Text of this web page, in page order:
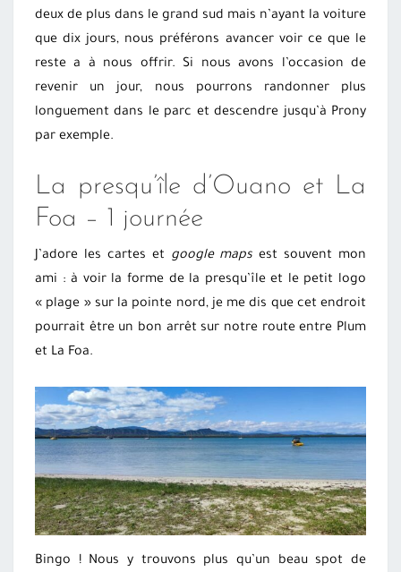
deux de plus dans le grand sud mais n’ayant la voiture
que dix jours, nous préférons avancer voir ce que le
reste a à nous offrir. Si nous avons l’occasion de
revenir un jour, nous pourrons randonner plus
longuement dans le parc et descendre jusqu’à Prony
par exemple.
La presqu’île d’Ouano et La
Foa – 1 journée
J’adore les cartes et google maps est souvent mon
ami : à voir la forme de la presqu’île et le petit logo
« plage » sur la pointe nord, je me dis que cet endroit
pourrait être un bon arrêt sur notre route entre Plum
et La Foa.
Bingo ! Nous y trouvons plus qu’un beau spot de